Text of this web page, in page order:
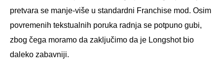
pretvara se manje-više u standardni Franchise mod. Osim
povremenih tekstualnih poruka radnja se potpuno gubi,
zbog čega moramo da zaključimo da je Longshot bio
daleko zabavniji.